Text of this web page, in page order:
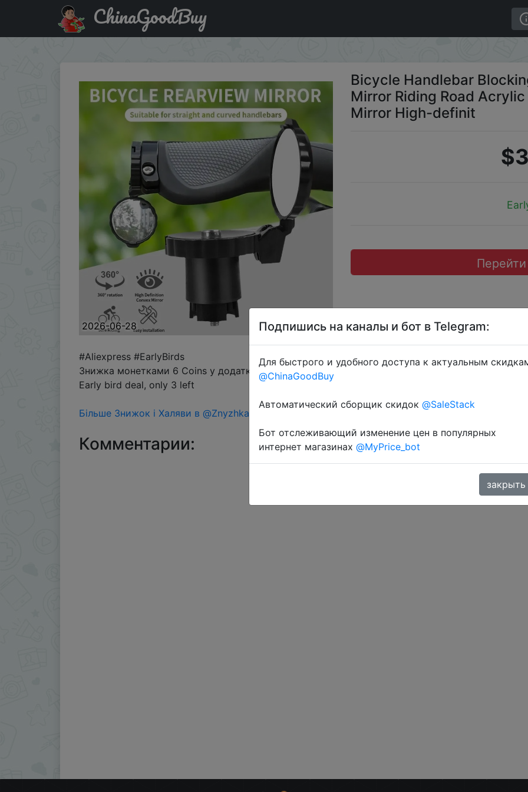
Купить по скидке: Bicycle Handlebar Blocking Rearview Mirror Outdoor Mirror Riding Road Acrylic Bike Mountain
ChinaGoodBuy
2026-06-28
Bicycle Handlebar
Mirror Riding Road
Mirror High-definit
#Aliexpress #EarlyBirds
Знижка монетками 6 Coins у додатку через розділ монет.
Early bird deal, only 3 left
Більше Знижок і Халяви в @ZnyzhkaUA
Комментарии:
Подпишись на каналы и бот в Telegram:
Для быстрого и удобного доступа к актуальным
@ChinaGoodBuy
Автоматический сборщик скидок @SaleStack
Бот отслеживающий изменение цен в популярных
интернет магазинах @MyPrice_bot
закрыть